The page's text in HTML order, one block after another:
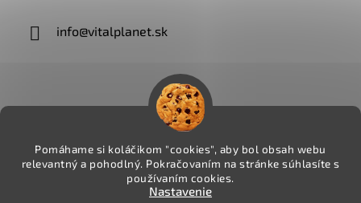
Pomáhame si koláčikom "cookies", aby bol obsah webu
relevantný a pohodlný. Pokračovaním na stránke súhlasíte s
používaním cookies.
Nastavenie
info@vitalplanet.sk